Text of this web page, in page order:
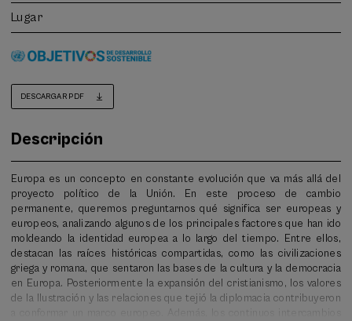
Lugar
DESCARGAR PDF
Descripción
Europa es un concepto en constante evolución que va más allá del
proyecto político de la Unión. En este proceso de cambio
permanente, queremos preguntarnos qué significa ser europeas y
europeos, analizando algunos de los principales factores que han ido
moldeando la identidad europea a lo largo del tiempo. Entre ellos,
destacan las raíces históricas compartidas, como las civilizaciones
griega y romana, que sentaron las bases de la cultura y la democracia
en Europa. Posteriormente la expansión del cristianismo, los valores
de la Ilustración y las relaciones que tejió la diplomacia contribuyeron